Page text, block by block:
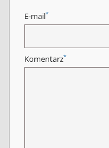
E-mail*
Komentarz*